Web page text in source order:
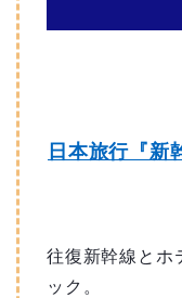
日本旅行『新
往復新幹線とホ
ック。